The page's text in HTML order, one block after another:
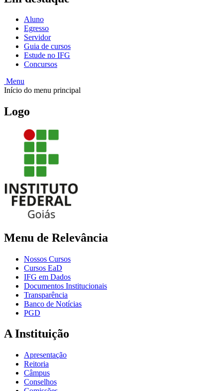
Aluno
Egresso
Servidor
Guia de cursos
Estude no IFG
Concursos
Menu
Início do menu principal
Logo
Menu de Relevância
Nossos Cursos
Cursos EaD
IFG em Dados
Documentos Institucionais
Transparência
Banco de Notícias
PGD
A Instituição
Apresentação
Reitoria
Câmpus
Conselhos